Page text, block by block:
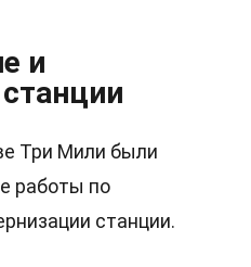
и
Три Мили были
работы по
станции.